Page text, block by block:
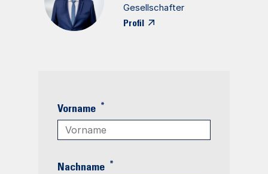
Gesellschafter
Profil
Vorname *
Nachname *